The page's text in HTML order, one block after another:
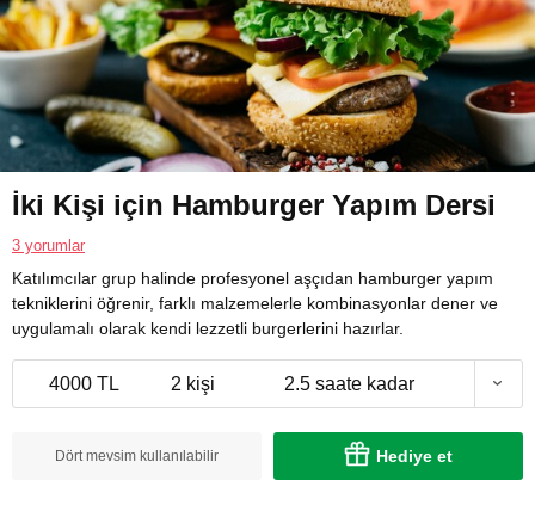
İki Kişi için Hamburger Yapım Dersi
3 yorumlar
Katılımcılar grup halinde profesyonel aşçıdan hamburger yapım
tekniklerini öğrenir, farklı malzemelerle kombinasyonlar dener ve
uygulamalı olarak kendi lezzetli burgerlerini hazırlar.
4000 TL 2 kişi 2.5 saate kadar
Dört mevsim kullanılabilir Hediye et